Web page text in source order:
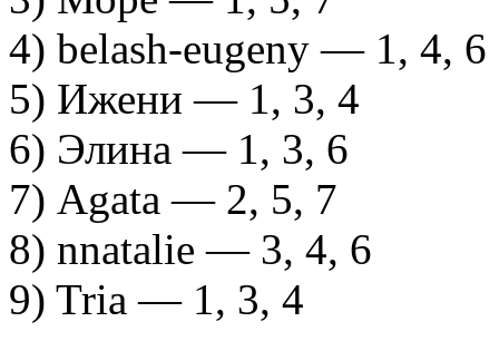
4) belash-eugeny — 1, 4, 6
5) Ижени — 1, 3, 4
6) Элина — 1, 3, 6
7) Agata — 2, 5, 7
8) nnatalie — 3, 4, 6
9) Tria — 1, 3, 4